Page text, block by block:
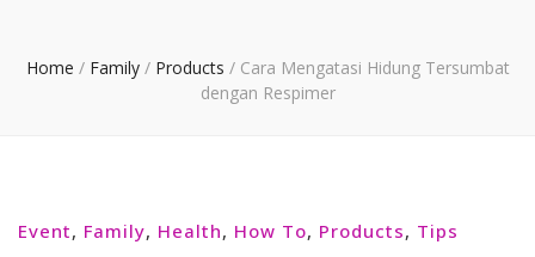
Home / Family / Products / Cara Mengatasi Hidung Tersumbat
dengan Respimer
Event, Family, Health, How To, Products, Tips